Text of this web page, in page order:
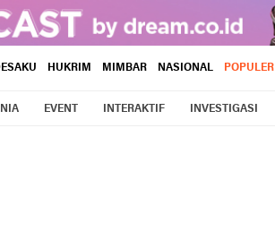
HUKRIM MIMBAR NASIONAL POPULER
EVENT INTERAKTIF INVESTIGASI